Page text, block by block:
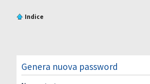
Indice
Genera nuova password